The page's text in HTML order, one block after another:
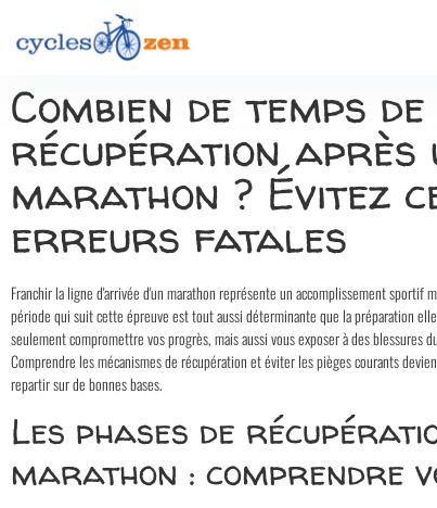
Combien de temps de
récupération après
marathon ? Évitez
erreurs fatales
Franchir la ligne d'arrivée d'un marathon représente un accomplissement sportif
période qui suit cette épreuve est tout aussi déterminante que la préparation
seulement compromettre vos progrès, mais aussi vous exposer à des blessures
Comprendre les mécanismes de récupération et éviter les pièges courants
repartir sur de bonnes bases.
Les phases de
marathon : comprendre